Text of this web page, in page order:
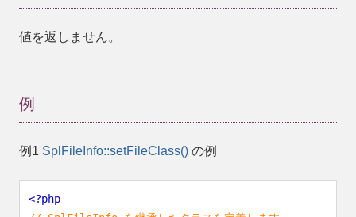
値を返しません。
例
例1 SplFileInfo::setFileClass() の例
<?php